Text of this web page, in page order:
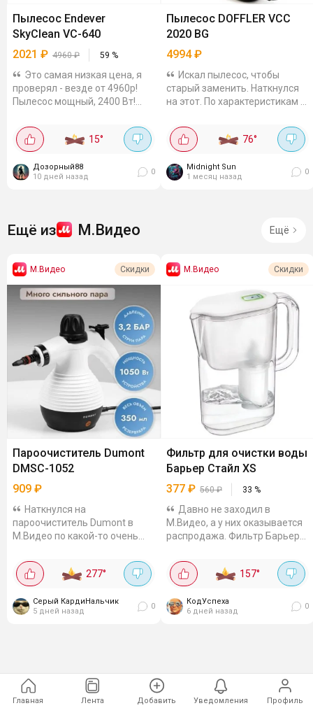
Главная Лента Добавить Уведомления Профиль
Пылесос Endever
SkyClean VC-640
2021 ₽ 4960₽ 59 %
Это самая низкая цена, я
проверял - везде от 4960р!
Пылесос мощный, 2400 Вт!
Контейнер на 2.5 литра. Я
убрал всю квартиру (двушка) -
даже половина не...
15°
Дозорный88
10 дней назад
0
Пылесос DOFFLER VCC
2020 BG
4994₽
Искал пылесос, чтобы
старый заменить. Наткнулся
на этот. По характеристикам -
360 Вт, контейнер на 2 л - не
надо каждые 5 минут
вытряхивать....
76°
Midnight Sun
1 месяц назад
0
Ещё из М.Видео Ещё
М.Видео Скидки
Пароочиститель Dumont
DMSC-1052
909 ₽
Наткнулся на
пароочиститель Dumont в
М.Видео по какой-то очень
бонусами - дёшево. У него
мощность 1050 Вт ( я не шарю,
норм или нет), а вот
давление...
277°
Серый КардиНальчик
5 дней назад
0
М.Видео Скидки
Фильтр для очистки воды
Барьер Стайл XS
377 ₽ 560₽ 33 %
Давно не заходил в
М.Видео, а у них оказывается
распродажа. Фильтр Барьер
(385 без). В других от 561₽
такой. Объём большой - 2.5 л,
картриджа...
157°
КодУспеха
6 дней назад
0